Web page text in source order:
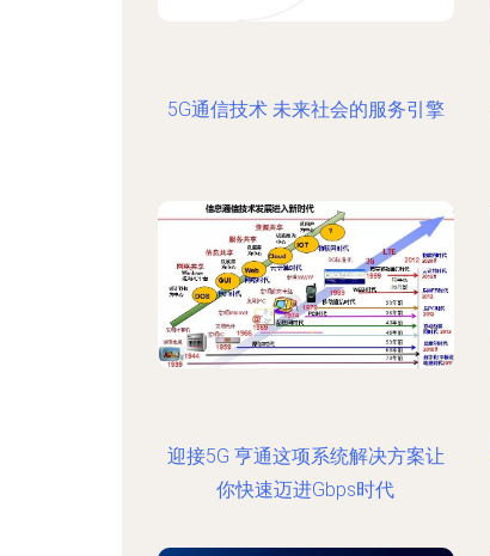
5G通信技术 未来社会的服务引擎
迎接5G 亨通这项系统解决方案让
你快速迈进Gbps时代